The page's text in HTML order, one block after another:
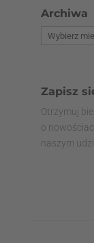
Archiwa
Zapisz
Otrzymuj
o
naszym